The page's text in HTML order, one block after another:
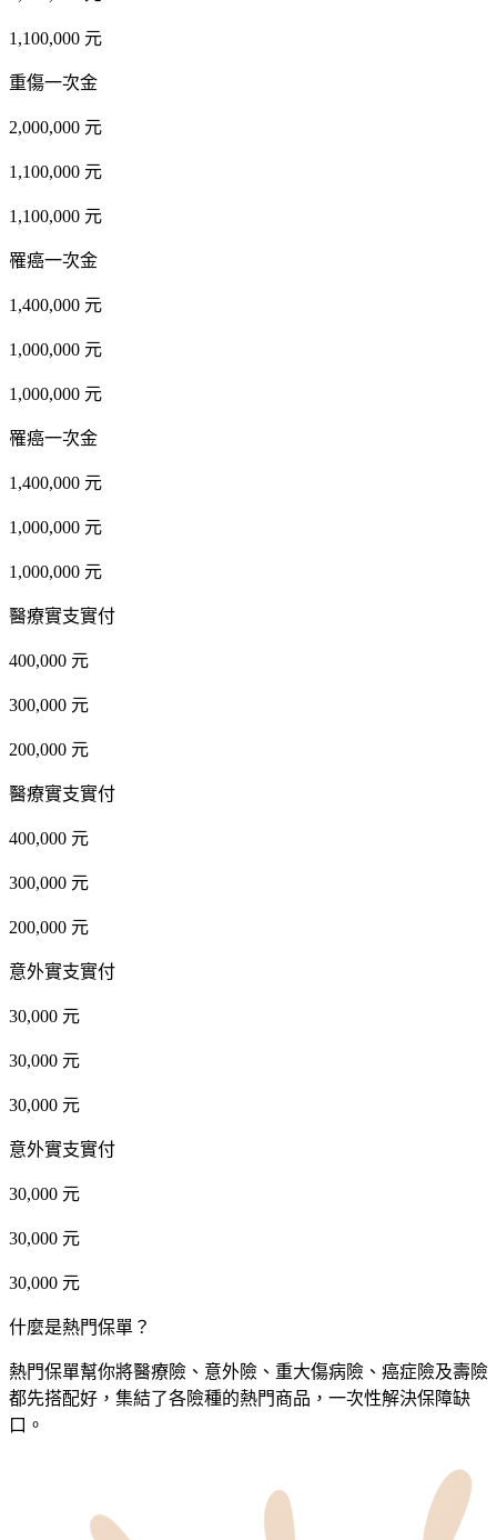
1,100,000 元
重傷一次金
2,000,000 元
1,100,000 元
1,100,000 元
罹癌一次金
1,400,000 元
1,000,000 元
1,000,000 元
罹癌一次金
1,400,000 元
1,000,000 元
1,000,000 元
醫療實支實付
400,000 元
300,000 元
200,000 元
醫療實支實付
400,000 元
300,000 元
200,000 元
意外實支實付
30,000 元
30,000 元
30,000 元
意外實支實付
30,000 元
30,000 元
30,000 元
什麼是熱門保單？
熱門保單幫你將醫療險、意外險、重大傷病險、癌症險及壽險
都先搭配好，集結了各險種的熱門商品，一次性解決保障缺
口。